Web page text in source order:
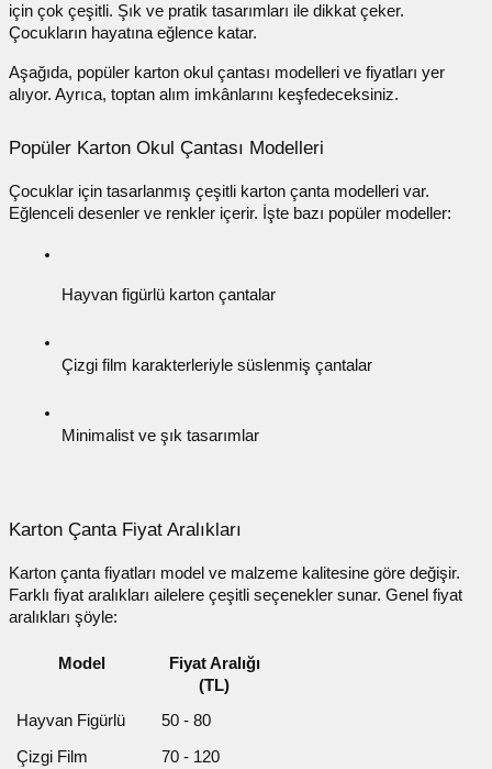
için çok çeşitli. Şık ve pratik tasarımları ile dikkat çeker.
Çocukların hayatına eğlence katar.
Aşağıda, popüler karton okul çantası modelleri ve fiyatları yer
alıyor. Ayrıca, toptan alım imkânlarını keşfedeceksiniz.
Popüler Karton Okul Çantası Modelleri
Çocuklar için tasarlanmış çeşitli karton çanta modelleri var.
Eğlenceli desenler ve renkler içerir. İşte bazı popüler modeller:
Hayvan figürlü karton çantalar
Çizgi film karakterleriyle süslenmiş çantalar
Minimalist ve şık tasarımlar
Karton Çanta Fiyat Aralıkları
Karton çanta fiyatları model ve malzeme kalitesine göre değişir.
Farklı fiyat aralıkları ailelere çeşitli seçenekler sunar. Genel fiyat
aralıkları şöyle:
Model
Fiyat Aralığı
(TL)
Hayvan Figürlü
50 - 80
Çizgi Film
70 - 120